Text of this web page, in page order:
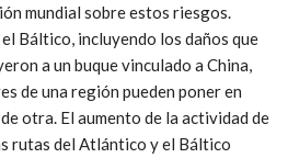
mundial sobre estos riesgos.
Báltico, incluyendo los daños que
a un buque vinculado a China,
de una región pueden poner en
otra. El aumento de la actividad de
rutas del Atlántico y el Báltico